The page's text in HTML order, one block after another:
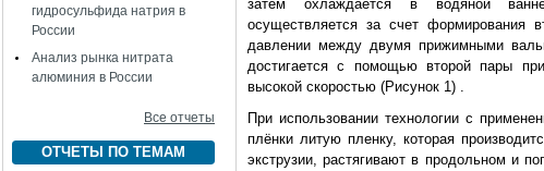
гидросульфида натрия в
России
Анализ рынка нитрата
алюминия в России
Все отчеты
ОТЧЕТЫ ПО ТЕМАМ
затем охлаждается в водяной
осуществляется за счет формирования
давлении между двумя прижимными
достигается с помощью второй пары
высокой скоростью (Рисунок 1) .
При использовании технологии с
плёнки литую пленку, которая
экструзии, растягивают в продольном и